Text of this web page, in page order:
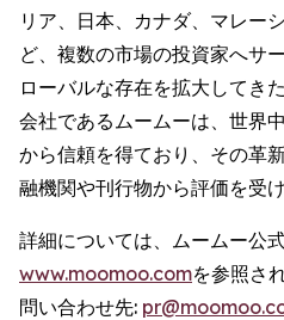
リア、日本、カナダ、マレー
ど、複数の市場の投資家へサ
ローバルな存在を拡大してき
会社であるムームーは、世界
から信頼を得ており、その革
融機関や刊行物から評価を受け
詳細については、ムームー公
www.moomoo.comを参照さ
問い合わせ先: